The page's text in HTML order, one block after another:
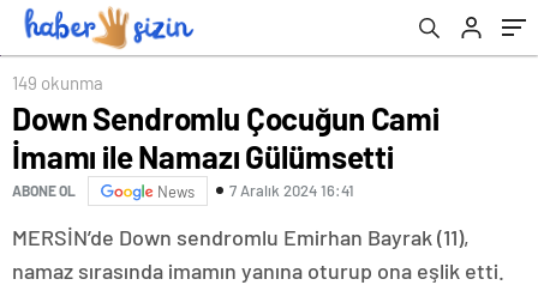
149 okunma
Down Sendromlu Çocuğun Cami
İmamı ile Namazı Gülümsetti
ABONE OL News 7 Aralık 2024 16:41
MERSİN’de Down sendromlu Emirhan Bayrak (11),
namaz sırasında imamın yanına oturup ona eşlik etti.